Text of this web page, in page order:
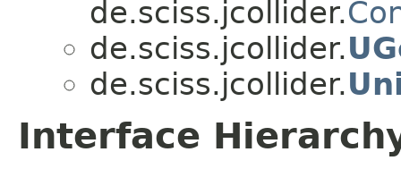
de.sciss.jcollider.
de.sciss.jcollider.
de.sciss.jcollider.
Interface